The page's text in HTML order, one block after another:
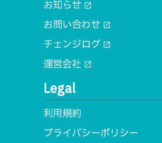
お知らせ open_in_new
お問い合わせ open_in_new
チェンジログ open_in_new
運営会社 open_in_new
Legal
利用規約
プライバシーポリシー